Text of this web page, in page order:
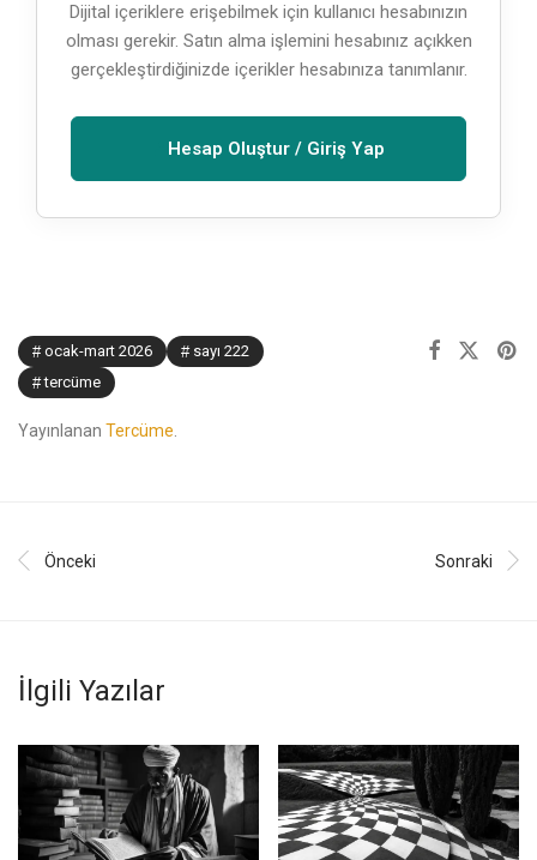
Dijital içeriklere erişebilmek için kullanıcı hesabınızın
olması gerekir. Satın alma işlemini hesabınız açıkken
gerçekleştirdiğinizde içerikler hesabınıza tanımlanır.
Hesap Oluştur / Giriş Yap
ocak-mart 2026
sayı 222
tercüme
Yayınlanan Tercüme
Önceki Sonraki
İlgili Yazılar